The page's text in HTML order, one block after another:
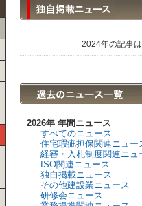
2024年の記事
2026年 年間ニュース
すべてのニュース
住宅瑕疵担保関連ニュー
経審・入札制度関連ニュ
ISO関連ニュース
独自掲載ニュース
その他建設業ニュース
研修会ニュース